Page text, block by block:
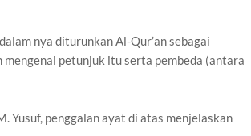
nya diturunkan Al-Qur’an sebagai
petunjuk itu serta pembeda (antara
Yusuf, penggalan ayat di atas menjelaskan